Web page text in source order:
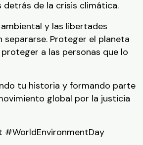
detrás de la crisis climática.
y las libertades
separarse. Proteger el planeta
a las personas que lo
tu historia y formando parte
global por la justicia
#WorldEnvironmentDay